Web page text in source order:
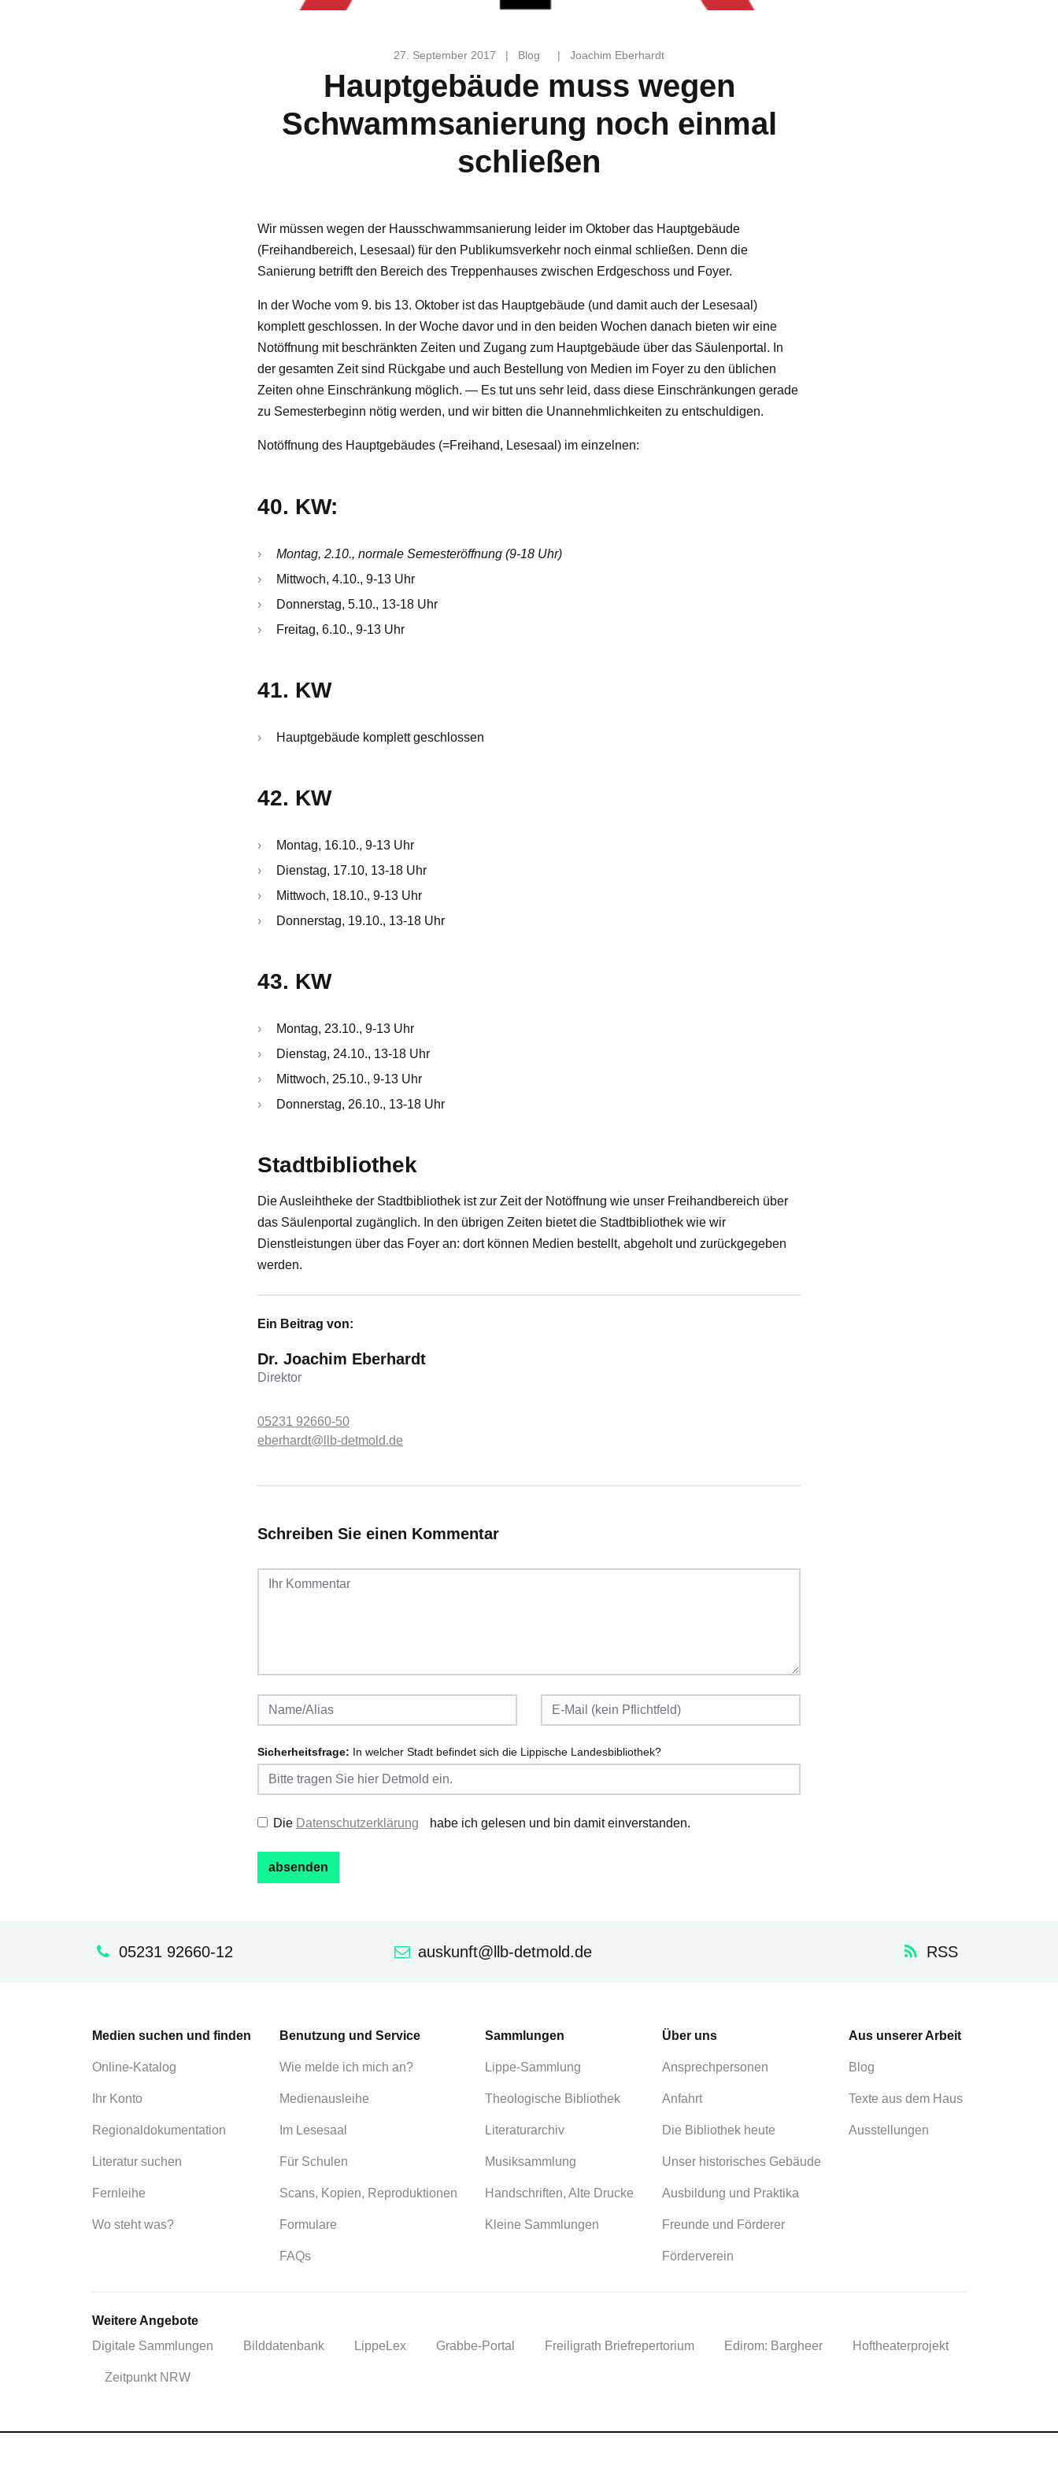
27. September 2017 | Blog | Joachim Eberhardt
Hauptgebäude muss wegen
Schwammsanierung noch einmal
schließen
Wir müssen wegen der Hausschwammsanierung leider im Oktober das Hauptgebäude
(Freihandbereich, Lesesaal) für den Publikumsverkehr noch einmal schließen. Denn die
Sanierung betrifft den Bereich des Treppenhauses zwischen Erdgeschoss und Foyer.
In der Woche vom 9. bis 13. Oktober ist das Hauptgebäude (und damit auch der Lesesaal)
komplett geschlossen. In der Woche davor und in den beiden Wochen danach bieten wir eine
Notöffnung mit beschränkten Zeiten und Zugang zum Hauptgebäude über das Säulenportal. In
der gesamten Zeit sind Rückgabe und auch Bestellung von Medien im Foyer zu den üblichen
Zeiten ohne Einschränkung möglich. — Es tut uns sehr leid, dass diese Einschränkungen gerade
zu Semesterbeginn nötig werden, und wir bitten die Unannehmlichkeiten zu entschuldigen.
Notöffnung des Hauptgebäudes (=Freihand, Lesesaal) im einzelnen:
40. KW:
Montag, 2.10., normale Semesteröffnung (9-18 Uhr)
Mittwoch, 4.10., 9-13 Uhr
Donnerstag, 5.10., 13-18 Uhr
Freitag, 6.10., 9-13 Uhr
41. KW
Hauptgebäude komplett geschlossen
42. KW
Montag, 16.10., 9-13 Uhr
Dienstag, 17.10, 13-18 Uhr
Mittwoch, 18.10., 9-13 Uhr
Donnerstag, 19.10., 13-18 Uhr
43. KW
Montag, 23.10., 9-13 Uhr
Dienstag, 24.10., 13-18 Uhr
Mittwoch, 25.10., 9-13 Uhr
Donnerstag, 26.10., 13-18 Uhr
Stadtbibliothek
Die Ausleihtheke der Stadtbibliothek ist zur Zeit der Notöffnung wie unser Freihandbereich über
das Säulenportal zugänglich. In den übrigen Zeiten bietet die Stadtbibliothek wie wir
Dienstleistungen über das Foyer an: dort können Medien bestellt, abgeholt und zurückgegeben
werden.
Ein Beitrag von:
Dr. Joachim Eberhardt
Direktor
05231 92660-50
eberhardt@llb-detmold.de
Schreiben Sie einen Kommentar
Sicherheitsfrage: In welcher Stadt befindet sich die Lippische Landesbibliothek?
Die Datenschutzerklärung habe ich gelesen und bin damit einverstanden.
05231 92660-12 auskunft@llb-detmold.de RSS
Medien suchen und finden
Online-Katalog
Ihr Konto
Regionaldokumentation
Literatur suchen
Fernleihe
Wo steht was?
Benutzung und Service
Wie melde ich mich an?
Medienausleihe
Im Lesesaal
Für Schulen
Scans, Kopien, Reproduktionen
Formulare
FAQs
Sammlungen
Lippe-Sammlung
Theologische Bibliothek
Literaturarchiv
Musiksammlung
Handschriften, Alte Drucke
Kleine Sammlungen
Über uns
Ansprechpersonen
Anfahrt
Die Bibliothek heute
Unser historisches Gebäude
Ausbildung und Praktika
Freunde und Förderer
Förderverein
Aus unserer Arbeit
Blog
Texte aus dem Haus
Ausstellungen
Weitere Angebote
Digitale Sammlungen
Bilddatenbank LippeLex Grabbe-Portal Freiligrath Briefrepertorium Edirom: Bargheer Hoftheaterprojekt
Zeitpunkt NRW